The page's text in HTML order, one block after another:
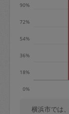
0%
18%
36%
54%
72%
90%
横浜市では